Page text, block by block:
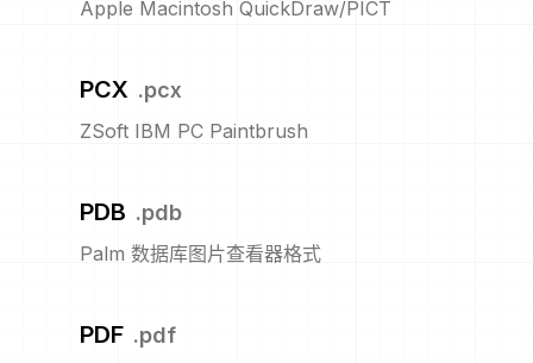
Apple Macintosh QuickDraw/PICT
PCX .pcx
ZSoft IBM PC Paintbrush
PDB .pdb
Palm 数据库图片查看器格式
PDF .pdf